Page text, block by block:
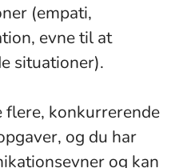
(empati,
evne til at
situationer).
flere, konkurrerende
og du har
og kan